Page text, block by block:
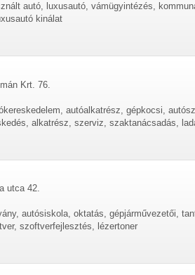
autó, luxusautó, vámügyintézés,
kinálat
Krt. 76.
autóalkatrész, gépkocsi,
alkatrész, szerviz, szaktanácsadás,
utca 42.
autósiskola, oktatás, gépjárművezetői,
szoftverfejlesztés, lézertoner